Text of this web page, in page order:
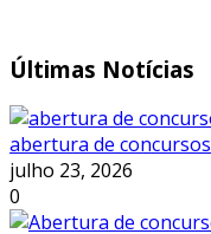
Últimas Notícias
abertura de concursos
julho 23, 2026
0